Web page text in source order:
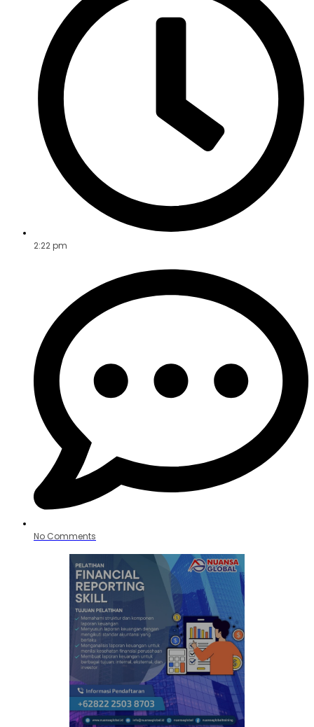
2:22 pm
No Comments